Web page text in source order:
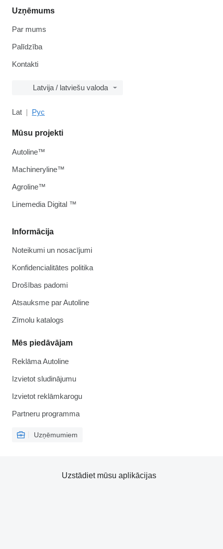
Uzņēmums
Par mums
Palīdzība
Kontakti
Latvija / latviešu valoda
Lat Рус
Informācija
Noteikumi un nosacījumi
Konfidencialitātes politika
Drošības padomi
Atsauksme par Autoline
Zīmolu katalogs
Mēs piedāvājam
Reklāma Autoline
Izvietot sludinājumu
Izvietot reklāmkarogu
Partneru programma
Uzņēmumiem
Mūsu projekti
Autoline™
Machineryline™
Agroline™
Linemedia Digital ™
Uzstādiet mūsu aplikācijas